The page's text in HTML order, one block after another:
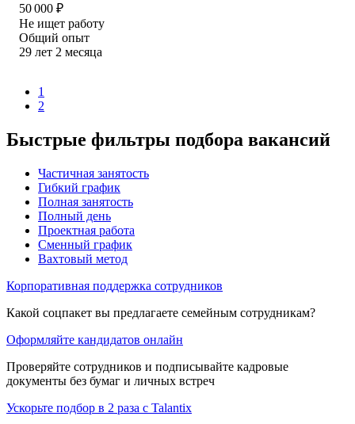
50 000 ₽
Не ищет работу
Общий опыт
29 лет 2 месяца
1
2
Быстрые фильтры подбора вакансий
Частичная занятость
Гибкий график
Полная занятость
Полный день
Проектная работа
Сменный график
Вахтовый метод
Корпоративная поддержка сотрудников
Какой соцпакет вы предлагаете семейным сотрудникам?
Оформляйте кандидатов онлайн
Проверяйте сотрудников и подписывайте кадровые
документы без бумаг и личных встреч
Ускорьте подбор в 2 раза с Talantix